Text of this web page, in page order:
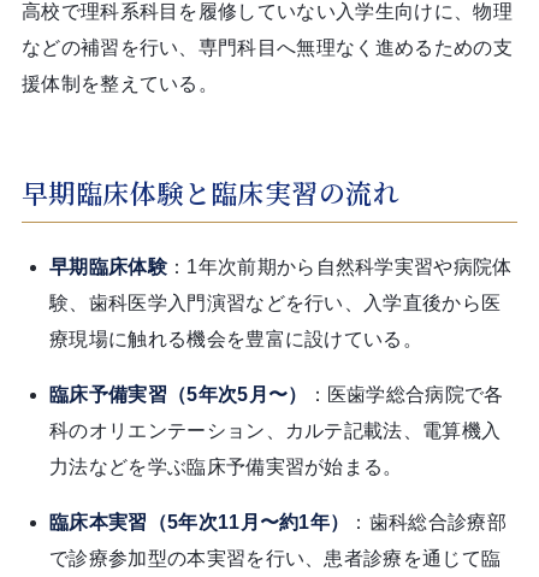
高校で理科系科目を履修していない入学生向けに、物理
などの補習を行い、専門科目へ無理なく進めるための支
援体制を整えている。
早期臨床体験と臨床実習の流れ
早期臨床体験：1年次前期から自然科学実習や病院体
験、歯科医学入門演習などを行い、入学直後から医
療現場に触れる機会を豊富に設けている。
臨床予備実習（5年次5月〜）
：医歯学総合病院で各
科のオリエンテーション、カルテ記載法、電算機入
力法などを学ぶ臨床予備実習が始まる。
臨床本実習（5年次11月〜約1年）
：歯科総合診療部
で診療参加型の本実習を行い、患者診療を通じて臨